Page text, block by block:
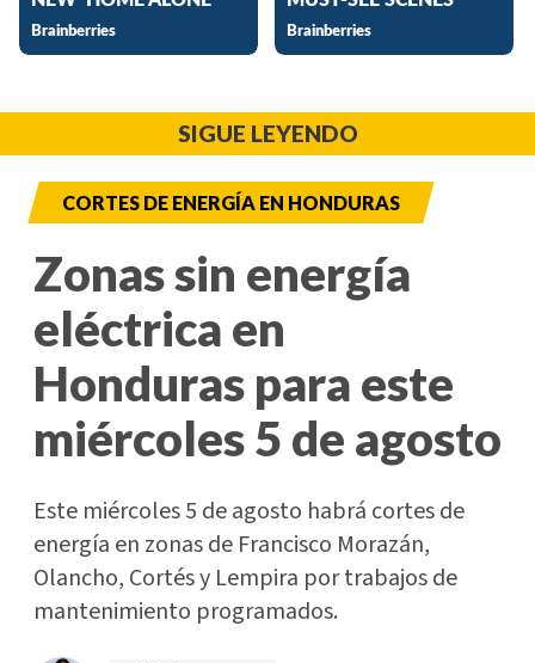
SIGUE LEYENDO
CORTES DE ENERGÍA EN HONDURAS
Zonas sin energía
eléctrica en
Honduras para este
miércoles 5 de agosto
Este miércoles 5 de agosto habrá cortes de
energía en zonas de Francisco Morazán,
Olancho, Cortés y Lempira por trabajos de
mantenimiento programados.